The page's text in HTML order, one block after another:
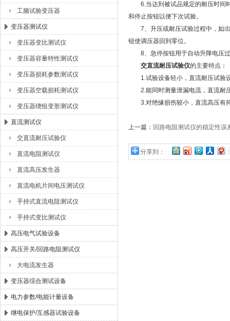
工频试验变压器
变压器测试仪
变压器变比测试仪
变压器容量特性测试仪
变压器损耗参数测试仪
变压器空载损耗测试仪
变压器绕组变形测试仪
直流测试仪
交直流耐压试验仪
直流电阻测试仪
直流高压发生器
直流电机片间电压测试仪
手持式直流电阻测试仪
手持式变比测试仪
高压电气试验设备
高压开关/回路电阻测试仪
大电流发生器
变压器综合测试设备
电力参数/电能计量设备
继电保护/互感器试验设备
6.当达到被试品规定的耐压时间时
和停止按钮以便下次试验。
7、升压或耐压试验过程中，如出
钮使调压器回到零位。
8、急停按钮用于自动升降电压过
交直流耐压试验仪的主要特点：
1.试验设备轻小，直流耐压试验
2.能同时测量泄漏电流，直流耐压
3.对绝缘损伤较小，直流高压有抑
上一篇： 回路电阻测试仪的稳定性误
分享到：